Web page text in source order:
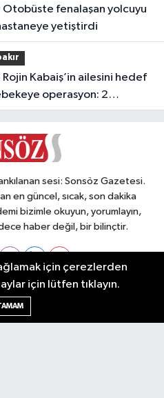
yetiştirdi
operasyon: 2
sesi: Sonsöz Gazetesi.
en güncel, sıcak, son dakika
bizimle okuyun, yorumlayın,
haber değil, bir bilinçtir.
için çerezlerden
için lütfen tıklayın.